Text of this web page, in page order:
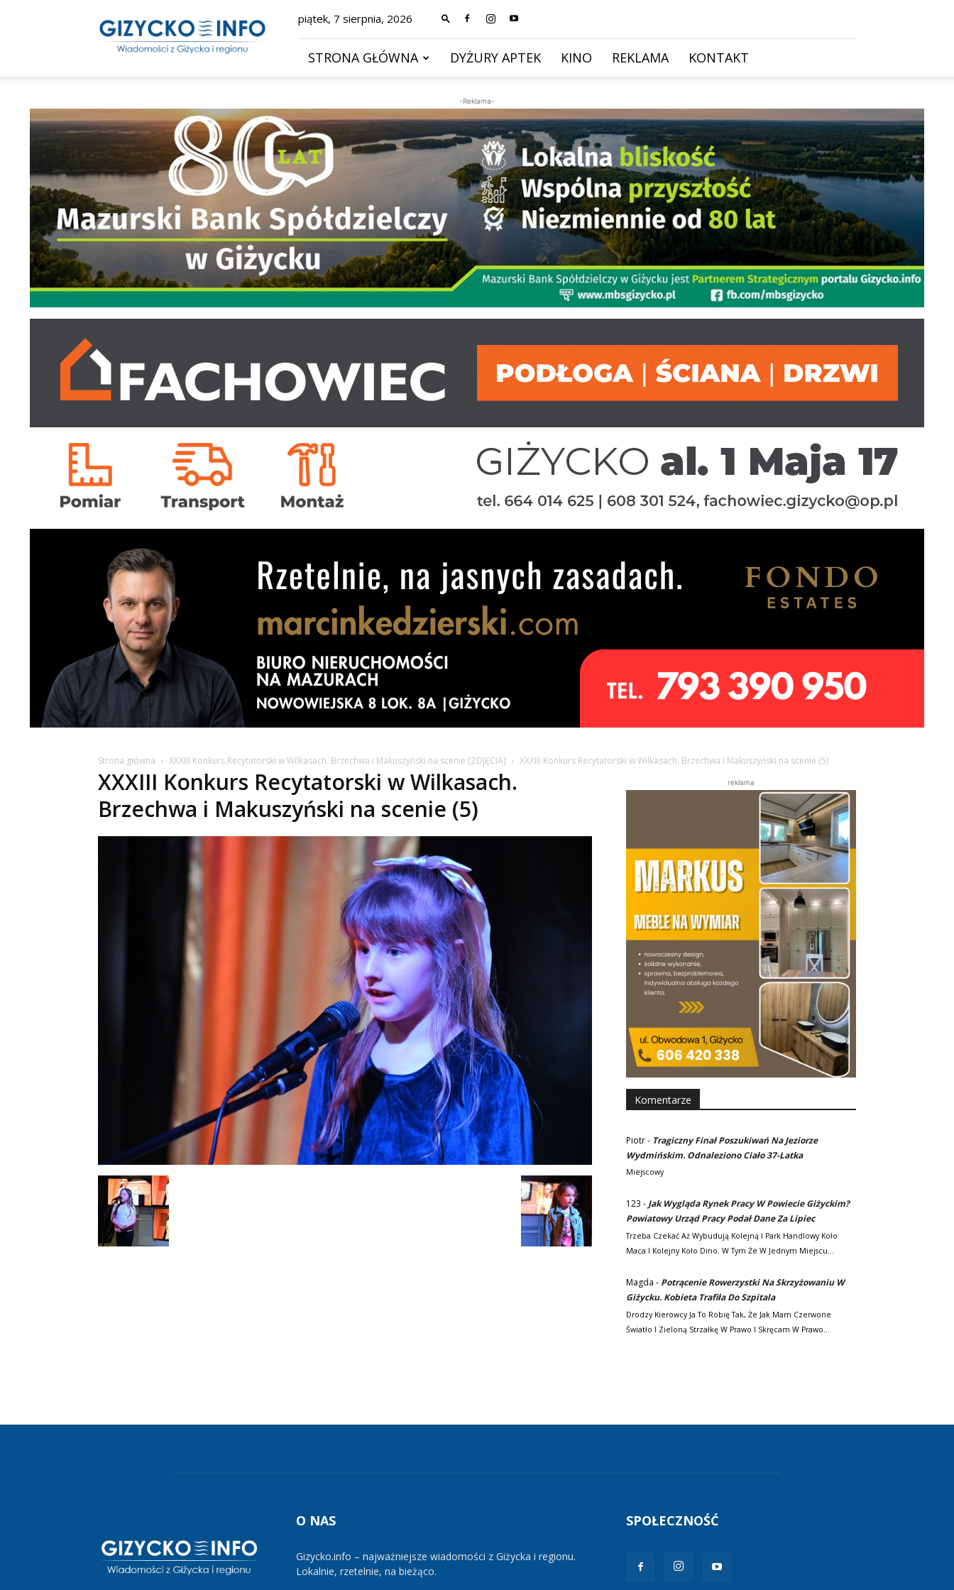
–
wiadomości
piątek, 7 sierpnia, 2026
STRONA GŁÓWNA DYŻURY APTEK KINO REKLAMA KONTAKT
-Reklama-
Strona główna XXXIII Konkurs Recytatorski w Wilkasach. Brzechwa i Makuszyński na scenie [ZDJĘCIA] XXXIII Konkurs Recytatorski w Wilkasach. Brzechwa i Makuszyński na scenie (5)
XXXIII Konkurs Recytatorski w Wilkasach.
Brzechwa i Makuszyński na scenie (5)
reklama
Komentarze
Piotr- Tragiczny Finał Poszukiwań Na Jeziorze
Wydmińskim. Odnaleziono Ciało 37-Latka
Miejscowy
123 - Jak Wygląda Rynek Pracy W Powiecie Giżyckim?
Powiatowy Urząd Pracy Podał Dane Za Lipiec
Trzeba Czekać Aż Wybudują Kolejną I Park Handlowy Koło
Maca I Kolejny Koło Dino. W Tym Że W Jednym Miejscu…
Magda - Potrącenie Rowerzystki Na Skrzyżowaniu W
Giżycku. Kobieta Trafiła Do Szpitala
Drodzy Kierowcy Ja To Robię Tak, Że Jak Mam Czerwone
Światło I Zieloną Strzałkę W Prawo I Skręcam W Prawo…
O NAS
Gizycko.info – najważniejsze wiadomości z Giżycka i regionu.
Lokalnie, rzetelnie, na bieżąco.
SPOŁECZNOŚĆ